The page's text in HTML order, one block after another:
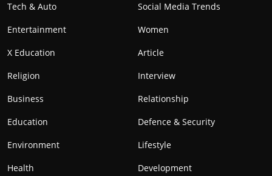
Tech & Auto
Social Media Trends
Entertainment
Women
X Education
Article
Religion
Interview
Business
Relationship
Education
Defence & Security
Environment
Lifestyle
Health
Development